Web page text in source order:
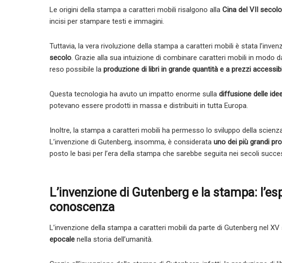
Le origini della stampa a caratteri mobili risalgono alla Cina del VII secolo
incisi per stampare testi e immagini.
Tuttavia, la vera rivoluzione della stampa a caratteri mobili è stata
secolo. Grazie alla sua intuizione di combinare caratteri mobili in modo
reso possibile la produzione di libri in grande quantità e a prezzi
Questa tecnologia ha avuto un impatto enorme sulla diffusione delle
potevano essere prodotti in massa e distribuiti in tutta Europa.
Inoltre, la stampa a caratteri mobili ha permesso lo sviluppo della
L’invenzione di Gutenberg, insomma, è considerata uno dei più grandi
posto le basi per l’era della stampa che sarebbe seguita nei secoli
L’invenzione di Gutenberg e la stampa:
conoscenza
L’invenzione della stampa a caratteri mobili da parte di Gutenberg nel
epocale nella storia dell’umanità.